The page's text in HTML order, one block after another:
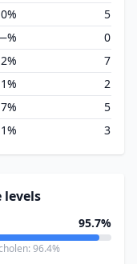
5
0
7
2
5
3
levels
95.7%
96.4%